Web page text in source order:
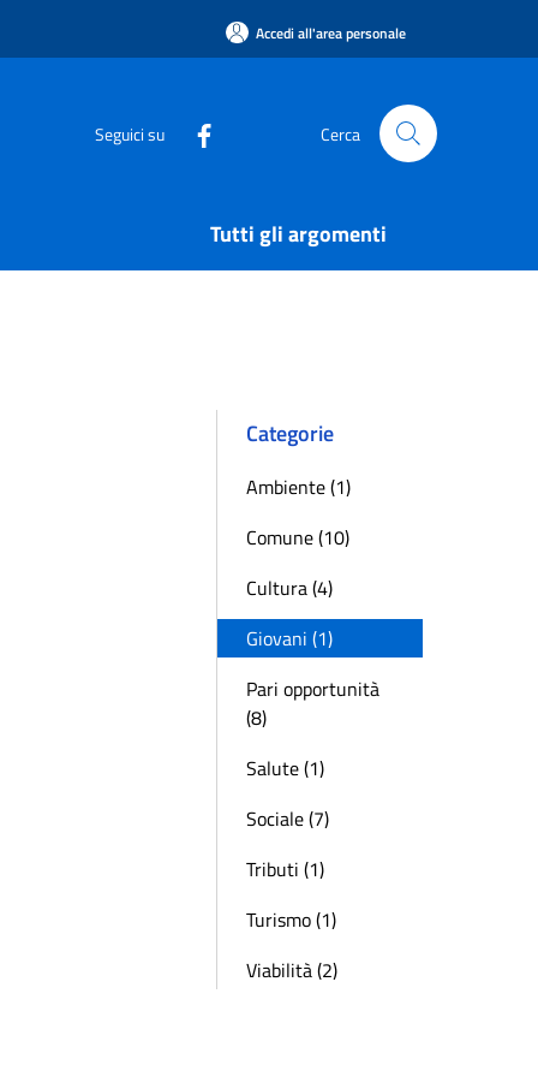
Accedi all'area personale
Seguici su Cerca
Tutti gli argomenti
Categorie
Ambiente (1)
Comune (10)
Cultura (4)
Giovani (1)
Pari opportunità
(8)
Salute (1)
Sociale (7)
Tributi (1)
Turismo (1)
Viabilità (2)